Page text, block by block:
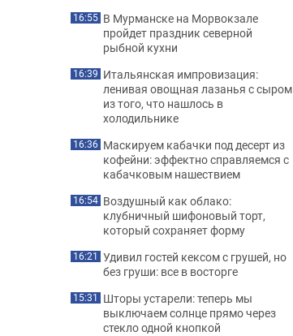
16:55 В Мурманске на Морвокзале
пройдет праздник северной
рыбной кухни
16:39 Итальянская импровизация:
ленивая овощная лазанья с сыром
из того, что нашлось в
холодильнике
16:36 Маскируем кабачки под десерт из
кофейни: эффектно справляемся с
кабачковым нашествием
16:54 Воздушный как облако:
клубничный шифоновый торт,
который сохраняет форму
16:21 Удивил гостей кексом с грушей, но
без груши: все в восторге
15:31 Шторы устарели: теперь мы
выключаем солнце прямо через
стекло одной кнопкой